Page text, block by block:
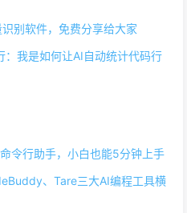
别软件，免费分享给大家
我是如何让AI自动统计代码行
令行助手，小白也能5分钟上手
、Tare三大AI编程工具横